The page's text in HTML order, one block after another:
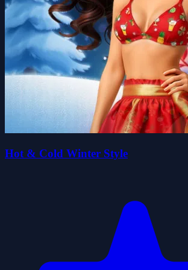
Hot & Cold Winter Style